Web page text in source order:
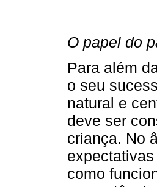
O papel do
Para além
o seu
natural e
deve ser
criança. No
como